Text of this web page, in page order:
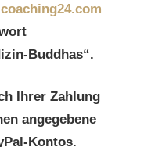
Buddhas“.
Ihrer Zahlung
angegebene
Kontos.